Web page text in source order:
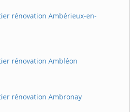
rénovation Ambérieux-en-
rénovation Ambléon
rénovation Ambronay